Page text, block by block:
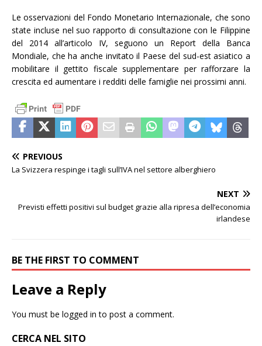
Le osservazioni del Fondo Monetario Internazionale, che sono
state incluse nel suo rapporto di consultazione con le Filippine
del 2014 all’articolo IV, seguono un Report della Banca
Mondiale, che ha anche invitato il Paese del sud-est asiatico a
mobilitare il gettito fiscale supplementare per rafforzare la
crescita ed aumentare i redditi delle famiglie nei prossimi anni.
PREVIOUS
La Svizzera respinge i tagli sull’IVA nel settore alberghiero
NEXT
Previsti effetti positivi sul budget grazie alla ripresa dell’economia
irlandese
BE THE FIRST TO COMMENT
Leave a Reply
You must be logged in to post a comment.
CERCA NEL SITO